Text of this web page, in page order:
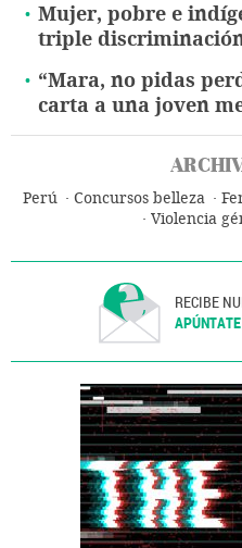
Mujer, pobre e
triple
“Mara, no pidas
carta a una joven
Perú Concursos belleza
Violencia
RECIBE